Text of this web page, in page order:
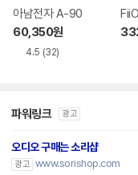
아남전자 A-90
60,350원
4.5 (32)
파워링크 광고
오디오 구매는 소리샵
광고 www.sorishop.com